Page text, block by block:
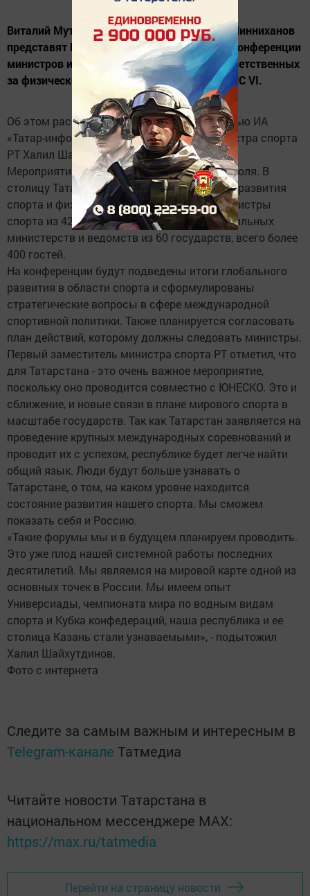
Виталий Мутко, Павел Колобков и Рустам Минниханов
представят Россию на VI Международной конференции
министров и высших должностных лиц, ответственных
за физическое воспитание и спорт, - МИНЕПС VI.
Об этом рассказал в эксклюзивном интервью ИА
«Татар-информ» первый заместитель министра спорта
РТ Халил Шайхутдинов.
Мероприятие пройдет в Казани с 13 по 15 июля. В
столицу Татарстана для решения вопросов развития
спорта и физической культуры приедут министры
спорта из 42 стран, заместители глав профильных
министерств и ведомств из 60 государств, всего более
400 гостей.
На конференции будут подведены итоги глобального
развития в области спорта и сформулированы
стратегические вопросы в сфере международной
спортивной политики. Также планируется согласовать
план действий, которому должны следовать министры.
Первый заместитель министра спорта РТ отметил, что
для Татарстана - это очень важное мероприятие,
поскольку оно проводится совместно с ЮНЕСКО. Это и
сближение, и новые связи в плане мирового спорта в
масштабе государств. Так как Татарстан заявляется на
проведение крупных международных соревнований и
проводит их с успехом, республике будет легче найти
общий язык. Люди будут больше узнавать о
Татарстане, о том, на каком уровне находится
состояние развития нашего спорта. Мы сможем
показать себя и Россию.
«Такие форумы мы и в будущем планируем проводить.
Это уже плод нашей системной работы последних
десятилетий. Мы являемся на мировой карте одной из
основных точек в России. Мы имеем опыт
Универсиады, чемпионата мира по водным видам
спорта и Кубка конфедераций, наша республика и ее
столица Казань стали узнаваемыми», - подытожил
Халил Шайхутдинов.
Фото с интернета
Следите за самым важным и интересным в
Telegram-канале Татмедиа
Читайте новости Татарстана в
национальном мессенджере MАХ:
https://max.ru/tatmedia
Перейти на страницу новости